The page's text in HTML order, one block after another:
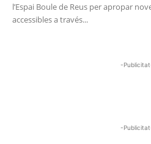
l’Espai Boule de Reus per apropar
accessibles a través...
-
-